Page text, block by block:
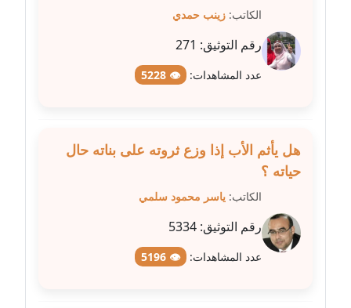
مدونة سهى الضاوي
مدونة سوزان بهنسي
مدونة سوميه الالفي
عاملة
الكاتب: زينب حمدي
رقم التوثيق: 271
عدد المشاهدات: 👁 5228
هل يأثم الأب إذا وزع ثروته على بناته حال
حياته ؟
الكاتب: ياسر محمود سلمي
رقم التوثيق: 5334
عدد المشاهدات: 👁 5196